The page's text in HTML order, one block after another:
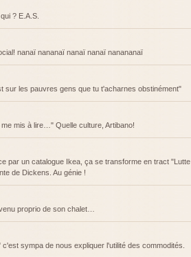
? E.A.S.
nanaï nananaï nanaï nanaï nanananaï
les pauvres gens que tu t'acharnes obstinément"
mis à lire…" Quelle culture, Artibano!
par un catalogue Ikea, ça se transforme en tract "Lutte
de Dickens. Au génie !
proprio de son chalet…
sympa de nous expliquer l'utilité des commodités.